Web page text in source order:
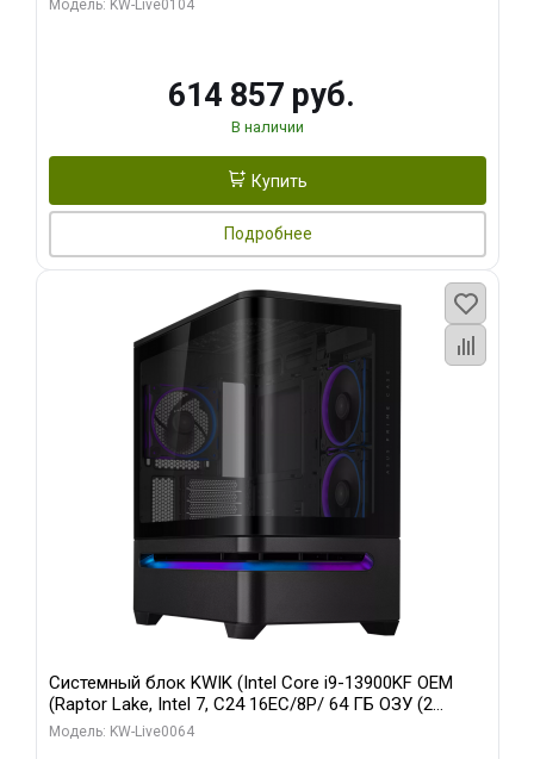
Модель: KW-Live0104
614 857 руб.
В наличии
Купить
Подробнее
Системный блок KWIK (Intel Core i9-13900KF OEM
(Raptor Lake, Intel 7, C24 16EC/8P/ 64 ГБ ОЗУ (2
модуля)/ ASUS RTX5080 PROART OC 16GB GDDR7
Модель: KW-Live0064